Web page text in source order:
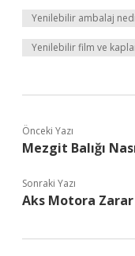
Yenilebilir ambalaj
Yenilebilir film ve
Önceki Yazı
Mezgit Balığı
Sonraki Yazı
Aks Motora